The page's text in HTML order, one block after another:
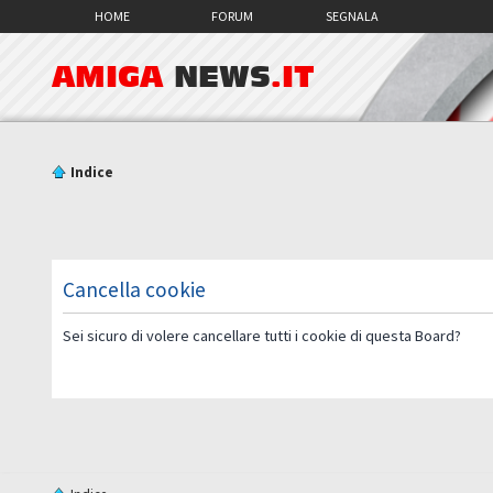
HOME FORUM SEGNALA
AMIGA NEWS.IT
Indice
Cancella cookie
Sei sicuro di volere cancellare tutti i cookie di questa Board?